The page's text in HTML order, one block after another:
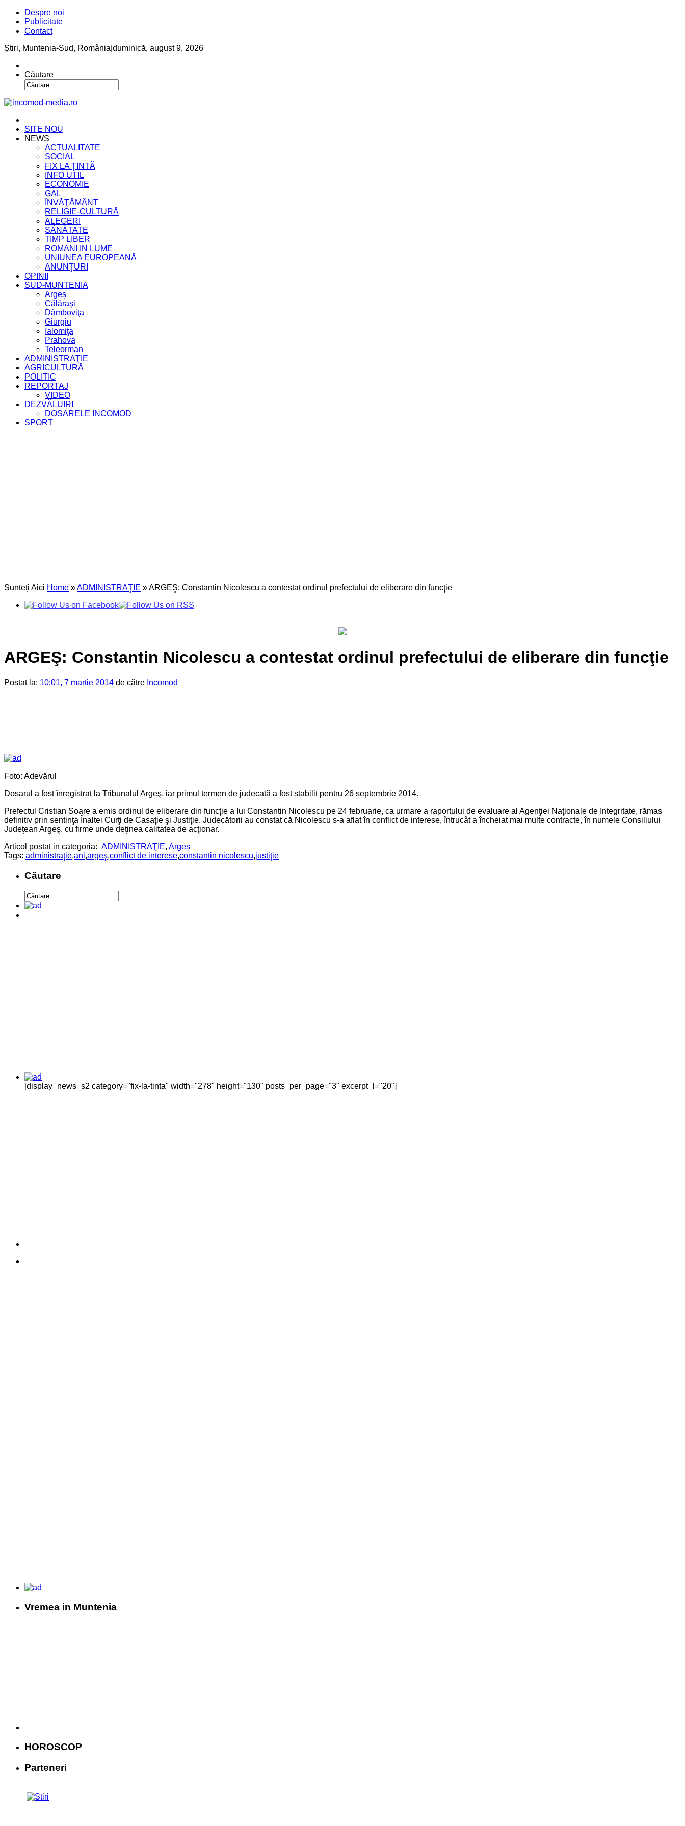
Despre noi
Publicitate
Contact
Știri, Muntenia-Sud, România duminică, august 9, 2026
Căutare
SITE NOU
NEWS
ACTUALITATE
SOCIAL
FIX LA ŢINTĂ
INFO UTIL
ECONOMIE
GAL
ÎNVĂŢĂMÂNT
RELIGIE-CULTURĂ
ALEGERI
SĂNĂTATE
TIMP LIBER
ROMANI IN LUME
UNIUNEA EUROPEANĂ
ANUNŢURI
OPINII
SUD-MUNTENIA
Argeș
Călăraşi
Dâmboviţa
Giurgiu
Ialomiţa
Prahova
Teleorman
ADMINISTRAŢIE
AGRICULTURĂ
POLITIC
REPORTAJ
VIDEO
DEZVĂLUIRI
DOSARELE INCOMOD
SPORT
Sunteți Aici Home »ADMINISTRAŢIE »ARGEŞ: Constantin Nicolescu a contestat ordinul prefectului de eliberare din funcţie
ARGEŞ: Constantin Nicolescu a contestat ordinul prefectului de eliberare din funcţie
Postat la: 10:01, 7 martie 2014 de către Incomod
Foto: Adevărul
Dosarul a fost înregistrat la Tribunalul Argeş, iar primul termen de judecată a fost stabilit pentru 26 septembrie 2014.
Prefectul Cristian Soare a emis ordinul de eliberare din funcţie a lui Constantin Nicolescu pe 24 februarie, ca urmare a raportului de evaluare al Agenţiei Naţionale de Integritate, rămas
definitiv prin sentinţa Înaltei Curţi de Casaţie şi Justiţie. Judecătorii au constat că Nicolescu s-a aflat în conflict de interese, întrucât a încheiat mai multe contracte, în numele Consiliului
Judeţean Argeş, cu firme unde deţinea calitatea de acţionar.
Articol postat in categoria: ADMINISTRAŢIE, Argeș
Tags: administraţie,ani,argeş,conflict de interese,constantin nicolescu,justiţie
Căutare
[display_news_s2 category="fix-la-tinta" width="278" height="130" posts_per_page="3" excerpt_l="20"]
Vremea in Muntenia
HOROSCOP
Parteneri